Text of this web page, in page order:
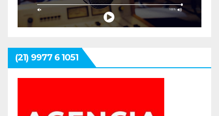
(21) 9977 6 1051